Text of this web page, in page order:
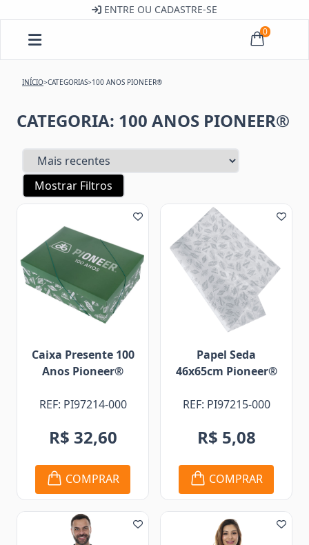
ENTRE OU CADASTRE-SE
0
INÍCIO>CATEGORIAS>100 ANOS PIONEER®
CATEGORIA: 100 ANOS PIONEER®
Mostrar Filtros
Caixa Presente 100
Anos Pioneer®
REF: PI97214-000
R$ 32,60
COMPRAR
Papel Seda
46x65cm Pioneer®
REF: PI97215-000
R$ 5,08
COMPRAR